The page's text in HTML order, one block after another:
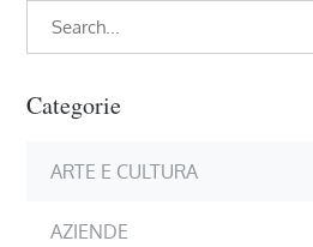
for:
Categorie
ARTE E CULTURA
AZIENDE